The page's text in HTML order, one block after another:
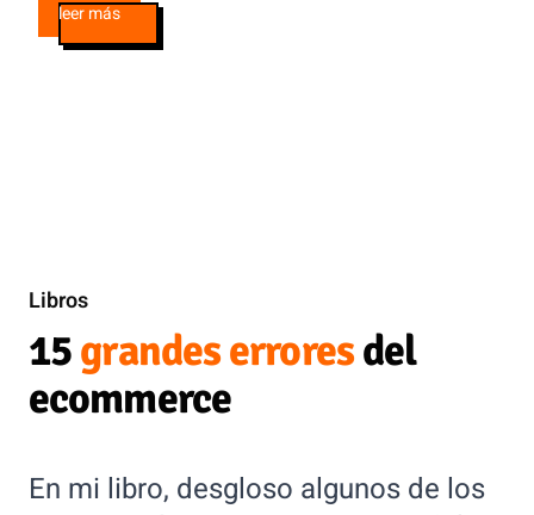
leer más
Libros
15grandes erroresdel
ecommerce
En mi libro, desgloso algunos de los